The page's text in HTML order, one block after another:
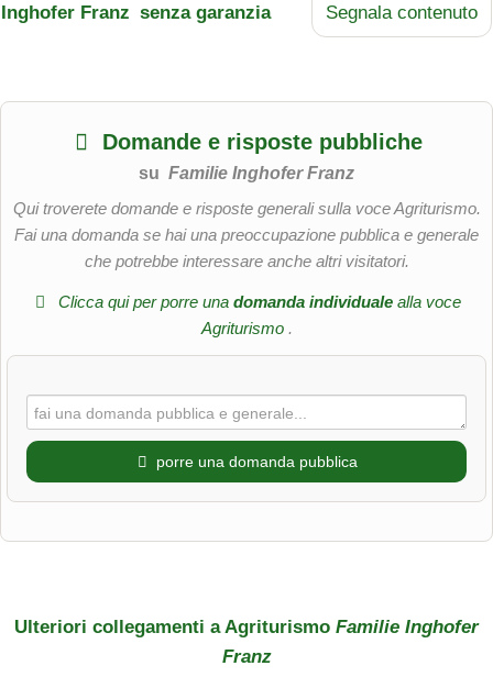
Inghofer Franz senza garanzia Segnala contenuto
Domande e risposte pubbliche
su Familie Inghofer Franz
Qui troverete domande e risposte generali sulla voce Agriturismo.
Fai una domanda se hai una preoccupazione pubblica e generale
che potrebbe interessare anche altri visitatori.
Clicca qui per porre una domanda individualealla voce
Agriturismo .
porre una domanda pubblica
Ulteriori collegamenti a Agriturismo Familie Inghofer
Franz